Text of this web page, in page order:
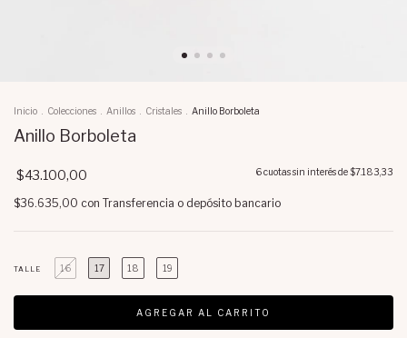
Inicio Colecciones Anillos Cristales Anillo Borboleta
Anillo Borboleta
$43.100,00 6cuotas sin interés de$7.183,33
$36.635,00 con Transferencia o depósito bancario
TALLE 16 17 18 19